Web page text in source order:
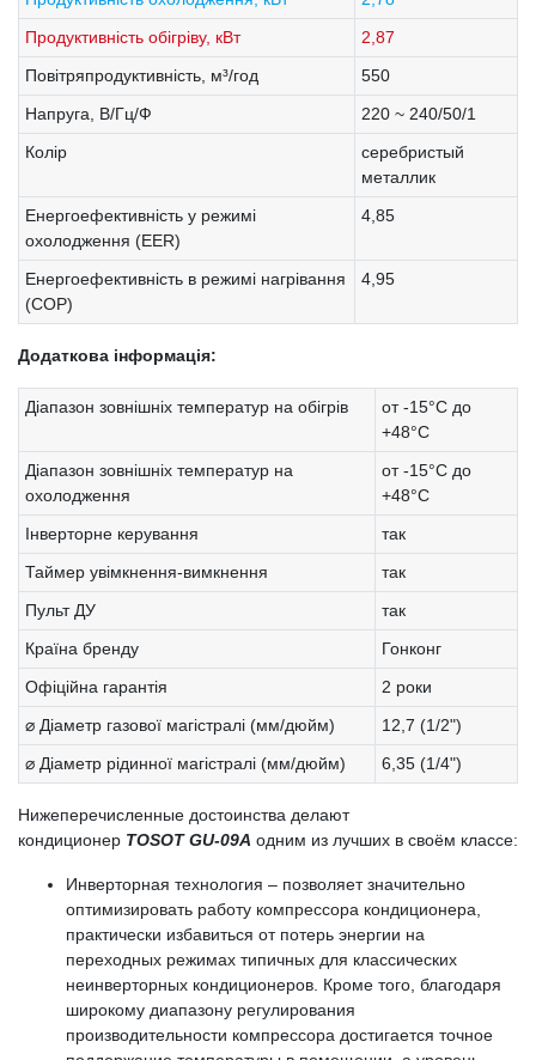
Продуктивність обігріву, кВт
2,87
Повітряпродуктивність, м³/год
550
Напруга, В/Гц/Ф
220 ~ 240/50/1
Колір
серебристый
металлик
Енергоефективність у режимі
охолодження (EER)
4,85
Енергоефективність в режимі нагрівання
(COP)
4,95
Додаткова інформація:
Діапазон зовнішніх температур на обігрів
от -15°C до
+48°C
Діапазон зовнішніх температур на
охолодження
от -15°C до
+48°C
Інверторне керування
так
Таймер увімкнення-вимкнення
так
Пульт ДУ
так
Країна бренду
Гонконг
Офіційна гарантія
2 роки
⌀ Діаметр газової магістралі (мм/дюйм)
12,7 (1/2")
⌀ Діаметр рідинної магістралі (мм/дюйм)
6,35 (1/4")
Нижеперечисленные достоинства делают
кондиционер TOSOT GU-09A одним из лучших в своём классе:
Инверторная технология – позволяет значительно
оптимизировать работу компрессора кондиционера,
практически избавиться от потерь энергии на
переходных режимах типичных для классических
неинверторных кондиционеров. Кроме того, благодаря
широкому диапазону регулирования
производительности компрессора достигается точное